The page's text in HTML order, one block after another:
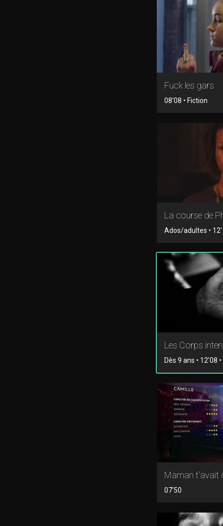
Fuck les gars
08'08 • Fiction
La course de
Ados/adultes • 12'
Les Corps
Dès 9 ans • 12'08
Maman t'avait
07'50